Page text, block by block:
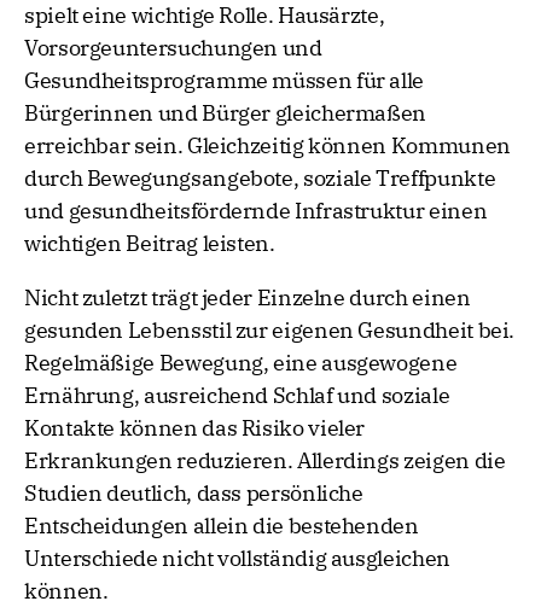
spielt eine wichtige Rolle. Hausärzte,
Vorsorgeuntersuchungen und
Gesundheitsprogramme müssen für alle
Bürgerinnen und Bürger gleichermaßen
erreichbar sein. Gleichzeitig können Kommunen
durch Bewegungsangebote, soziale Treffpunkte
und gesundheitsfördernde Infrastruktur einen
wichtigen Beitrag leisten.
Nicht zuletzt trägt jeder Einzelne durch einen
gesunden Lebensstil zur eigenen Gesundheit bei.
Regelmäßige Bewegung, eine ausgewogene
Ernährung, ausreichend Schlaf und soziale
Kontakte können das Risiko vieler
Erkrankungen reduzieren. Allerdings zeigen die
Studien deutlich, dass persönliche
Entscheidungen allein die bestehenden
Unterschiede nicht vollständig ausgleichen
können.